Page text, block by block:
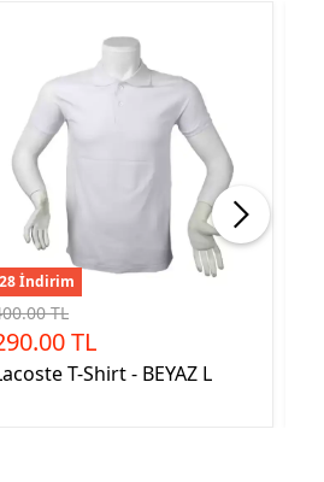
İndirim
TL
TL
T-Shirt - BEYAZ L